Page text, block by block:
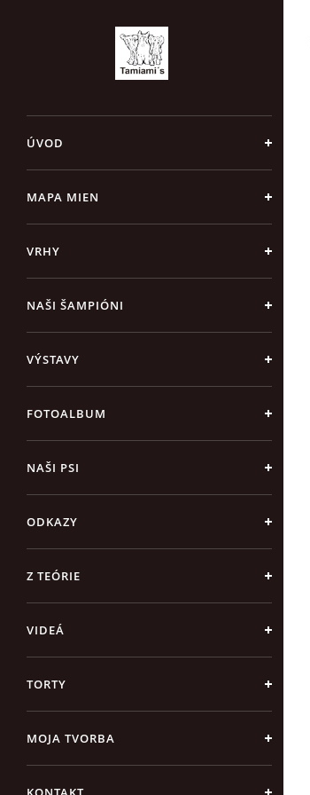
ÚVOD
MAPA MIEN
VRHY
NAŠI ŠAMPIÓNI
VÝSTAVY
FOTOALBUM
NAŠI PSI
ODKAZY
Z TEÓRIE
VIDEÁ
TORTY
MOJA TVORBA